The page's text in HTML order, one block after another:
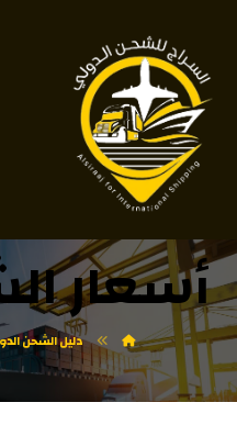
أسعار
دليل الشحن